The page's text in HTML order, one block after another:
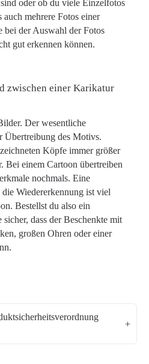
oder ob du viele Einzelfotos
auch mehrere Fotos einer
bei der Auswahl der Fotos
gut erkennen können.
zwischen einer Karikatur
Der wesentliche
Übertreibung des Motivs.
Köpfe immer größer
Bei einem Cartoon übertreiben
nochmals. Eine
Wiedererkennung ist viel
Bestellst du also ein
dass der Beschenkte mit
großen Ohren oder einer